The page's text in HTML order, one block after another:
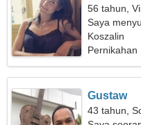
56 tahun,
Saya
Koszalin
Pernikahan
Gustaw
43 tahun,